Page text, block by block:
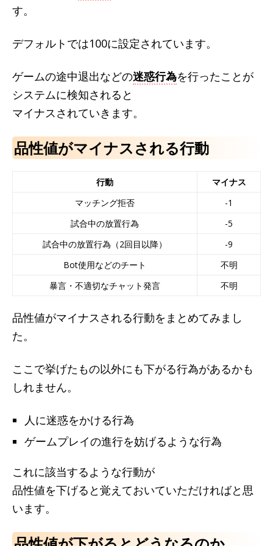
す。
デフォルトでは100に設定されています。
ゲームの途中退出などの迷惑行為を行ったことが
システムに検知されると
マイナスされていきます。
品性値がマイナスされる行動
行動
マイナス
マッチング拒否
-1
試合中の放置行為
-5
試合中の放置行為（2回目以降）
-9
Bot使用などのチート
不明
暴言・不適切なチャット発言
不明
品性値がマイナスされる行動をまとめてみまし
た。
ここで挙げたもの以外にも下がる行為があるかも
しれません。
人に迷惑をかける行為
ゲームプレイの進行を妨げるような行為
これに該当するような行動が
品性値を下げると覚えておいていただければと思
います。